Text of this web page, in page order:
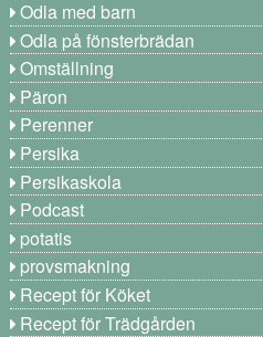
Odla med barn
Odla på fönsterbrädan
Omställning
Päron
Perenner
Persika
Persikaskola
Podcast
potatis
provsmakning
Recept för Köket
Recept för Trädgården